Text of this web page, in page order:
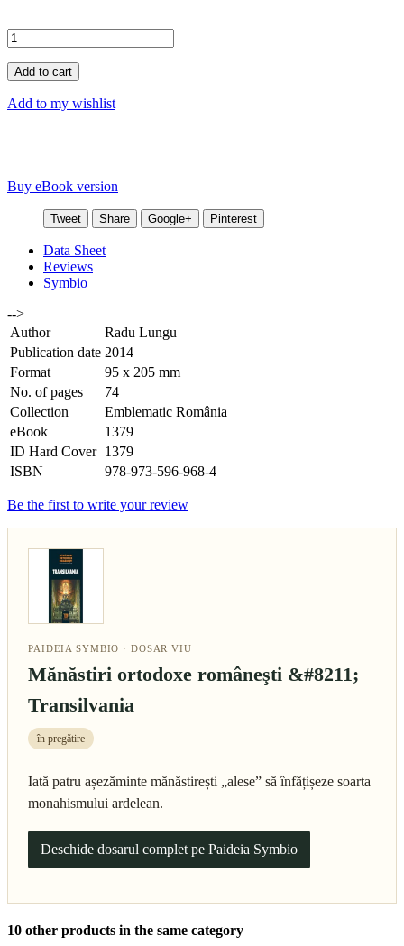
Add to cart
Add to my wishlist
Buy eBook version
Tweet Share Google+ Pinterest
Data Sheet
Reviews
Symbio
-->
Author
Radu Lungu
Publication date 2014
Format
95 x 205 mm
No. of pages
74
Collection
Emblematic România
eBook
1379
ID Hard Cover 1379
ISBN
978-973-596-968-4
Be the first to write your review
PAIDEIA SYMBIO · DOSAR VIU
Mănăstiri ortodoxe româneşti &#8211;
Transilvania
în pregătire
Iată patru așezăminte mănăstirești „alese” să înfățișeze soarta
monahismului ardelean.
Deschide dosarul complet pe Paideia Symbio
10 other products in the same category